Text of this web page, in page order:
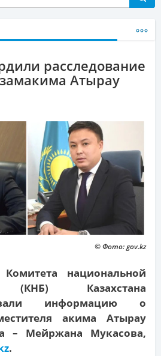
расследование
Атырау
© Фото: gov.kz
национальной
(КНБ) Казахстана
информацию о
акима Атырау
– Мейржана Мукасова,
.